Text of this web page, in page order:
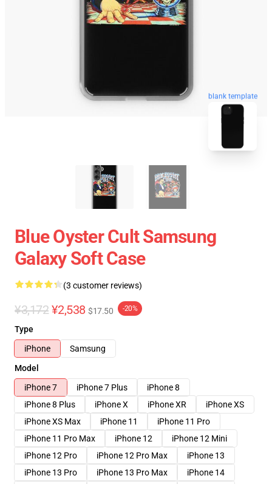
blank template
Blue Oyster Cult Samsung
Galaxy Soft Case
(3 customer reviews)
¥3,172 ¥2,538 $17.50 -20%
Type
iPhone
Samsung
Model
iPhone 7
iPhone 7 Plus
iPhone 8
iPhone 8 Plus
iPhone X iPhone XR
iPhone XS
iPhone XS Max
iPhone 11
iPhone 11 Pro
iPhone 11 Pro Max
iPhone 12
iPhone 12 Mini
iPhone 12 Pro
iPhone 12 Pro Max
iPhone 13
iPhone 13 Pro
iPhone 13 Pro Max
iPhone 14